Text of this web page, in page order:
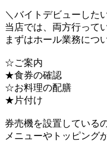
＼バイトデビューした
当店では、両方行って
まずはホール業務につ
☆ご案内
★食券の確認
☆お料理の配膳
★片付け
券売機を設置している
メニューやトッピング